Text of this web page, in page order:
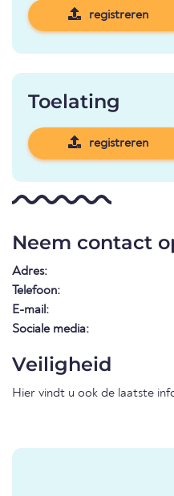
registreren
Toelating
registreren
Neem contact
Adres:
Telefoon:
E-mail:
Sociale media:
Veiligheid
Hier vindt u ook de laatste